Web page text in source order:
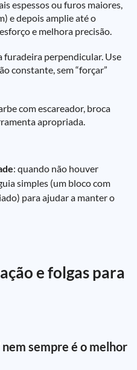
espessos ou furos maiores,
e depois amplie até o
e melhora precisão.
furadeira perpendicular. Use
constante, sem “forçar”
com escareador, broca
apropriada.
: quando não houver
simples (um bloco com
para ajudar a manter o
e folgas para
sempre é o melhor